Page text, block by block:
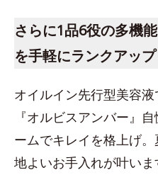
さらに1品6役の多機
を手軽にランクアップ
オイルイン先行型美容液
『オルビスアンバー』
ームでキレイを格上げ
地よいお手入れが叶いま